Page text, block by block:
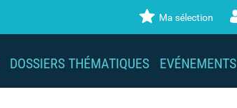
Ma sélection
DOSSIERS THÉMATIQUES EVÉNEMENTS